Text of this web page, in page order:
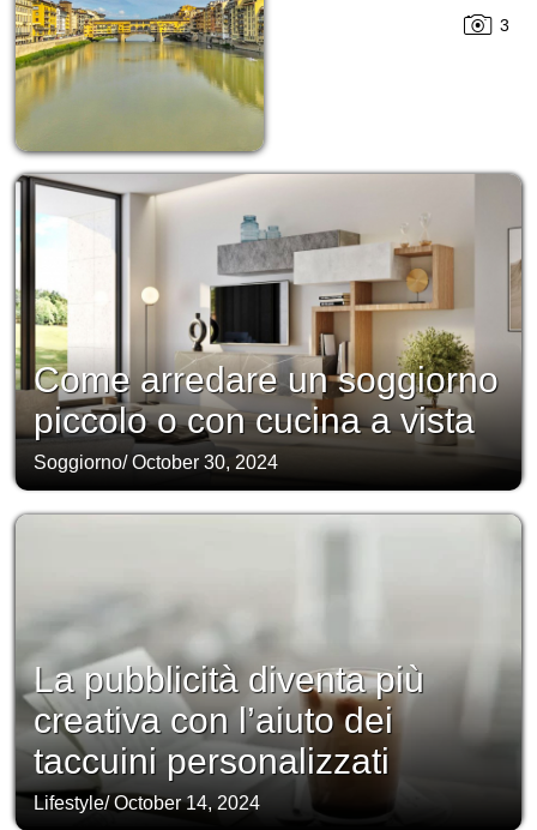
3
Come arredare un soggiorno
piccolo o con cucina a vista
Soggiorno/October 30, 2024
La pubblicità diventa più
creativa con l’aiuto dei
taccuini personalizzati
Lifestyle/October 14, 2024